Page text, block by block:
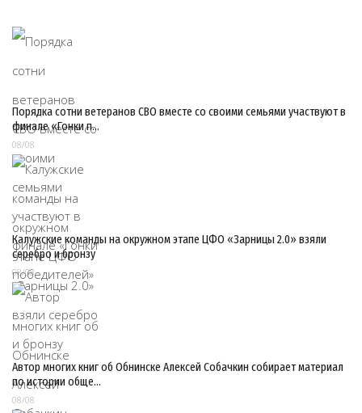
Порядка сотни ветеранов СВО вместе со своими семьями участвуют в
финале «Гонки п…
08/08
Калужские команды на окружном этапе ЦФО «Зарницы 2.0» взяли
серебро и бронзу
08/08
Автор многих книг об Обнинске Алексей Собачкин собирает материал
по истории обще…
08/08